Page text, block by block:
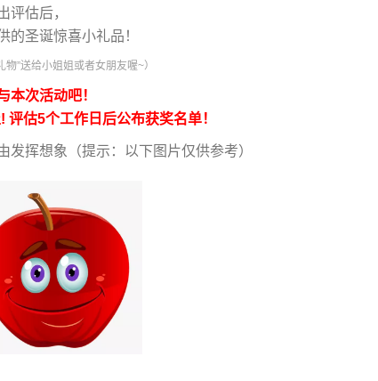
评估后，
的圣诞惊喜小礼品！
”送给小姐姐或者女朋友喔~）
本次活动吧！
估5个工作日后公布获奖名单！
挥想象（提示：以下图片仅供参考）